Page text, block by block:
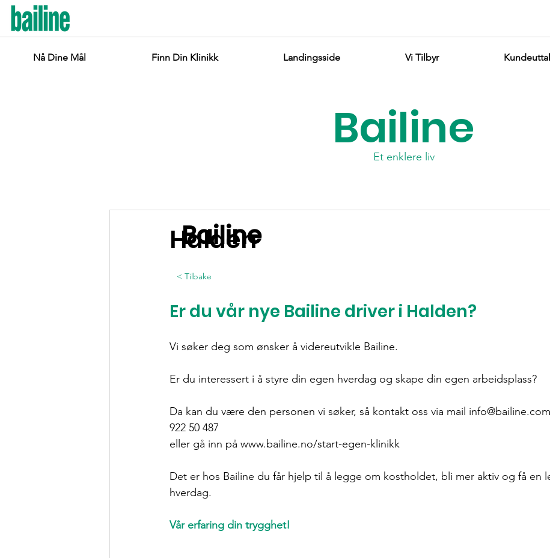
Nå Dine Mål Finn Din Klinikk Landingsside Vi Tilbyr
Bailine
Et enklere liv
Halden
< Tilbake
Er du vår nye Bailine driver i Halden?
Vi søker deg som ønsker å videreutvikle Bailine.
Er du interessert i å styre din egen hverdag og skape din egen arbeidsplass?
Da kan du være den personen vi søker, så kontakt oss via mail info@bailine.com
922 50 487
eller gå inn på www.bailine.no/start-egen-klinikk
Det er hos Bailine du får hjelp til å legge om kostholdet, bli mer aktiv og få en
hverdag.
Vår erfaring din trygghet!
Bailine